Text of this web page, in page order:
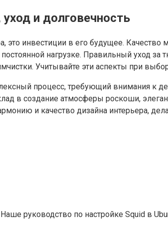
и долговечность
это инвестиции в его будущее.
нагрузке. Правильный уход за
Учитывайте эти аспекты при
процесс, требующий внимания к
в создание атмосферы роскоши,
и качество дизайна интерьера,
руководство по настройке Squid в